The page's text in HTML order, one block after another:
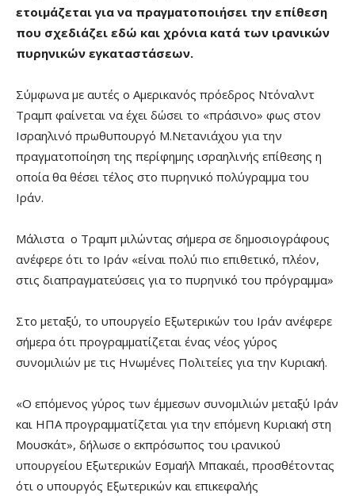
ετοιμάζεται για να πραγματοποιήσει την επίθεση
που σχεδιάζει εδώ και χρόνια κατά των ιρανικών
πυρηνικών εγκαταστάσεων.
Σύμφωνα με αυτές ο Αμερικανός πρόεδρος Ντόναλντ
Τραμπ φαίνεται να έχει δώσει το «πράσινο» φως στον
Ισραηλινό πρωθυπουργό Μ.Νετανιάχου για την
πραγματοποίηση της περίφημης ισραηλινής επίθεσης η
οποία θα θέσει τέλος στο πυρηνικό πολύγραμμα του
Ιράν.
Μάλιστα ο Τραμπ μιλώντας σήμερα σε δημοσιογράφους
ανέφερε ότι το Ιράν «είναι πολύ πιο επιθετικό, πλέον,
στις διαπραγματεύσεις για το πυρηνικό του πρόγραμμα»
Στο μεταξύ, το υπουργείο Εξωτερικών του Ιράν ανέφερε
σήμερα ότι προγραμματίζεται ένας νέος γύρος
συνομιλιών με τις Ηνωμένες Πολιτείες για την Κυριακή.
«Ο επόμενος γύρος των έμμεσων συνομιλιών μεταξύ Ιράν
και ΗΠΑ προγραμματίζεται για την επόμενη Κυριακή στη
Μουσκάτ», δήλωσε ο εκπρόσωπος του ιρανικού
υπουργείου Εξωτερικών Εσμαήλ Μπακαέι, προσθέτοντας
ότι ο υπουργός Εξωτερικών και επικεφαλής